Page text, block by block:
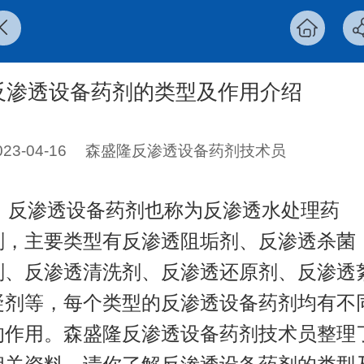
渗透设备药剂的类型及作用介绍
04-16 森盛隆反渗透设备药剂技术员
反渗透设备药剂也称为反渗透水处理药
，主要类型有反渗透阻垢剂、反渗透杀菌
、反渗透清洗剂、反渗透还原剂、反渗透
剂等，每个类型的反渗透设备药剂均有不
作用。森盛隆反渗透设备药剂技术员整理